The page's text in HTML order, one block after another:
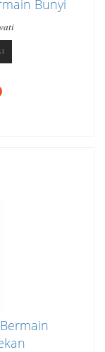
Bunyi